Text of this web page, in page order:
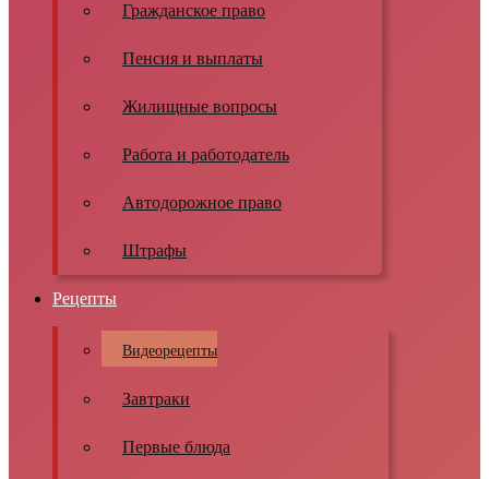
Гражданское право
Пенсия и выплаты
Жилищные вопросы
Работа и работодатель
Автодорожное право
Штрафы
Рецепты
Видеорецепты
Завтраки
Первые блюда